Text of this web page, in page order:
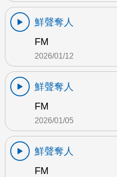
鮮聲奪人
FM
2026/01/12
鮮聲奪人
FM
2026/01/05
鮮聲奪人
FM